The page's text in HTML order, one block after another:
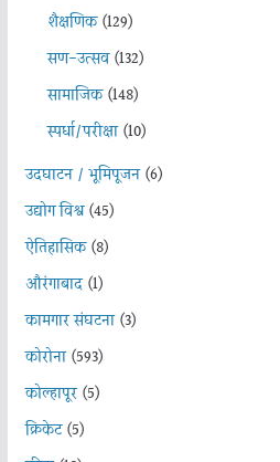
शैक्षणिक(129)
सण-उत्सव(132)
सामाजिक(148)
स्पर्धा/परीक्षा(10)
उदघाटन / भूमिपूजन(6)
उद्योग विश्व(45)
ऐतिहासिक(8)
औरंगाबाद(1)
कामगार संघटना(3)
कोरोना(593)
कोल्हापूर(5)
क्रिकेट(5)